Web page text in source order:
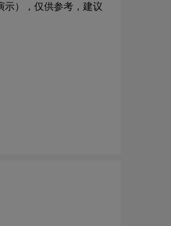
），仅供参考，建议